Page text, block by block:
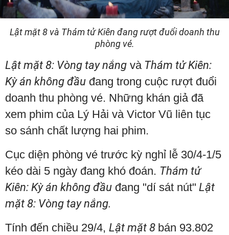
Lật mặt 8 và Thám tử Kiên đang rượt đuổi doanh thu
phòng vé.
Lật mặt 8: Vòng tay nắng vàThám tử Kiên:
Kỳ án không đầu đang trong cuộc rượt đuổi
doanh thu phòng vé. Những khán giả đã
xem phim của Lý Hải và Victor Vũ liên tục
so sánh chất lượng hai phim.
Cục diện phòng vé trước kỳ nghỉ lễ 30/4-1/5
kéo dài 5 ngày đang khó đoán. Thám tử
Kiên: Kỳ án không đầu đang "dí sát nút" Lật
mặt 8: Vòng tay nắng.
Tính đến chiều 29/4, Lật mặt 8 bán 93.802